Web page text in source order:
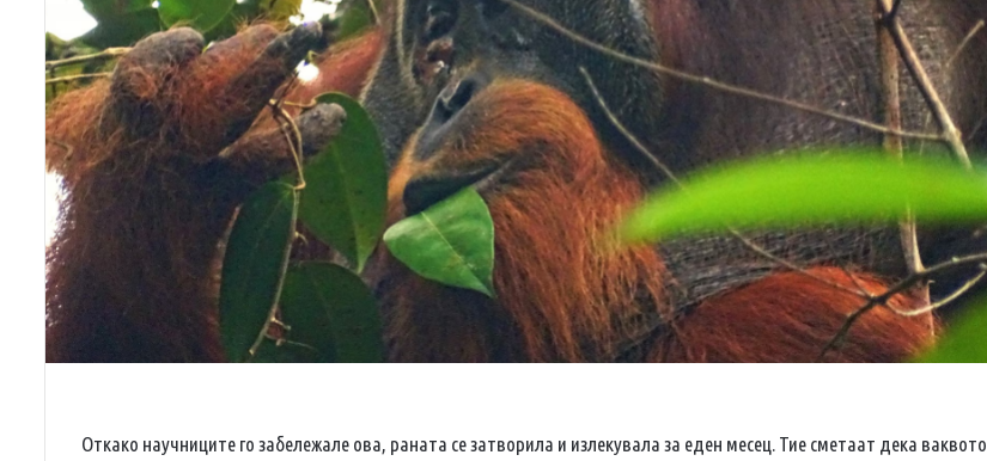
Откако научниците го забележале ова, раната се затворила и излекувала за еден месец. Тие сметаат дека ваквото